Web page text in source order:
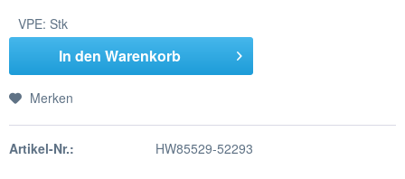
VPE: Stk
In den Warenkorb
Merken
Artikel-Nr.: HW85529-52293